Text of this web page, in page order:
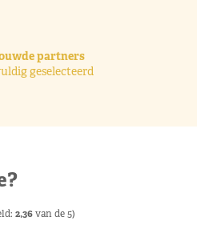
partners
geselecteerd
2,36van de 5)